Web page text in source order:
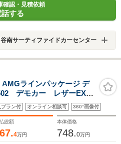
確認・見積依頼
話する
南サーティファイドカーセンター
ラインパッケージ デ
デモカー レザーEXC
シートベンチレータ
ングヒーター MBUX
トランクオープナー
プラン付 オンライン相談可 360°画像付
総額
4万円
本体価格
748.0万円